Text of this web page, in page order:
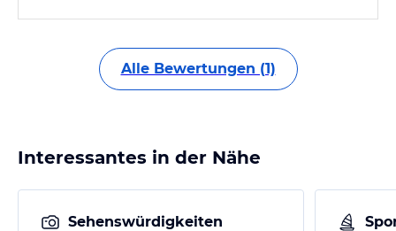
Alle Bewertungen (1)
Interessantes in der Nähe
Sehenswürdigkeiten